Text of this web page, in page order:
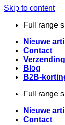
Skip to content
Full range
Nieuwe
Contact
Verzending
Blog
B2B-
Full range
Nieuwe
Contact